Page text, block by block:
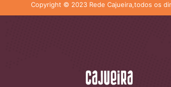
Copyright © 2023 Rede Cajueira,todos os